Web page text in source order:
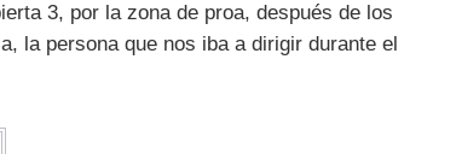
3, por la zona de proa, después de los
la persona que nos iba a dirigir durante el